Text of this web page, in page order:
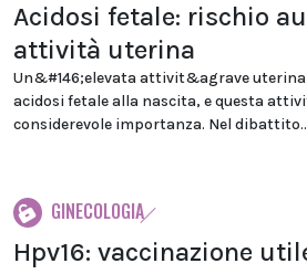
Acidosi fetale: rischio
attività uterina
Un&#146;elevata attivit&agrave
acidosi fetale alla nascita, e questa
considerevole importanza. Nel
GINECOLOGIA
Hpv16: vaccinazione